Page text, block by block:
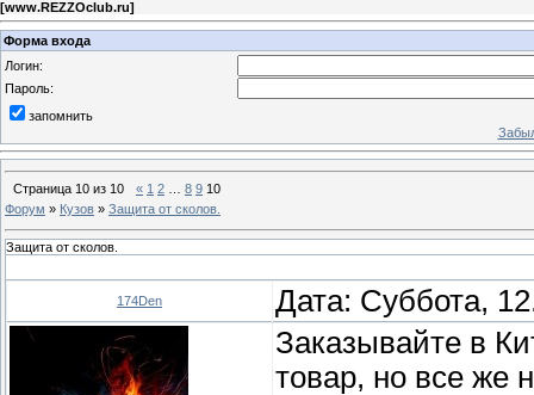
[www.REZZOclub.ru]
Форма входа
Логин:
Пароль:
запомнить
Страница 10 из 10 « 1 2 8 9 10
Форум » Кузов » Защита от сколов.
Защита от сколов.
174Den Дата: Суббота,
Заказывайте в
товар, но все же